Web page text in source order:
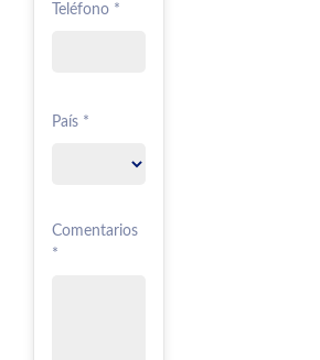
Teléfono *
País *
Comentarios
*